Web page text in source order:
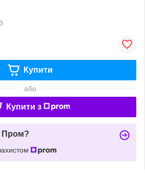
Купити
або
Купити з
Пром?